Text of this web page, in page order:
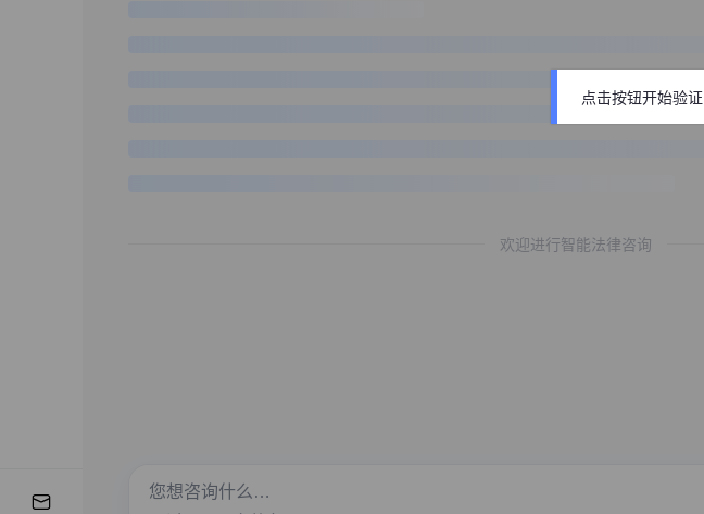
欢迎进行智能法律咨询
点击按钮开始验证